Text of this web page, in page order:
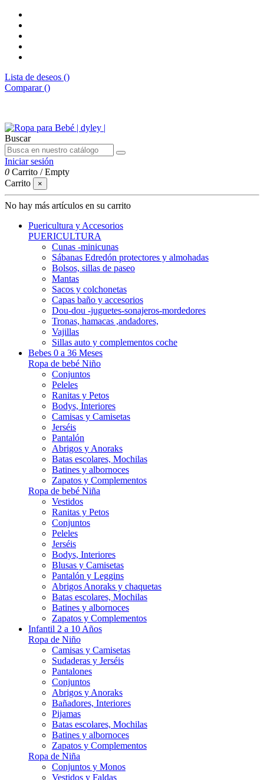
Lista de deseos ()
Comparar ()
Buscar
Iniciar sesión
0 Carrito /Empty
Carrito
×
No hay más artículos en su carrito
Puericultura y Accesorios
PUERICULTURA
Cunas -minicunas
Sábanas Edredón protectores y almohadas
Bolsos, sillas de paseo
Mantas
Sacos y colchonetas
Capas baño y accesorios
Dou-dou -juguetes-sonajeros-mordedores
Tronas, hamacas ,andadores,
Vajillas
Sillas auto y complementos coche
Bebes 0 a 36 Meses
Ropa de bebé Niño
Conjuntos
Peleles
Ranitas y Petos
Bodys, Interiores
Camisas y Camisetas
Jerséis
Pantalón
Abrigos y Anoraks
Batas escolares, Mochilas
Batines y albornoces
Zapatos y Complementos
Ropa de bebé Niña
Vestidos
Ranitas y Petos
Conjuntos
Peleles
Jerséis
Bodys, Interiores
Blusas y Camisetas
Pantalón y Leggins
Abrigos Anoraks y chaquetas
Batas escolares, Mochilas
Batines y albornoces
Zapatos y Complementos
Infantil 2 a 10 Años
Ropa de Niño
Camisas y Camisetas
Sudaderas y Jerséis
Pantalones
Conjuntos
Abrigos y Anoraks
Bañadores, Interiores
Pijamas
Batas escolares, Mochilas
Batines y albornoces
Zapatos y Complementos
Ropa de Niña
Conjuntos y Monos
Vestidos y Faldas